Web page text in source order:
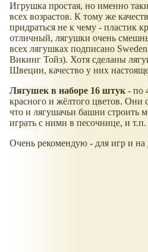
Игрушка простая, но именно
всех возрастов. К тому же
придраться не к чему - пластик
отличный, лягушки очень
всех лягушках подписано
Викинг Тойз). Хотя сделаны
Швеции, качество у них
Лягушек в наборе 16 штук - по
красного и жёлтого цветов. Они
что и лягушачьи башни строить
играть с ними в песочнице, и т.п.
Очень рекомендую - для игр и на